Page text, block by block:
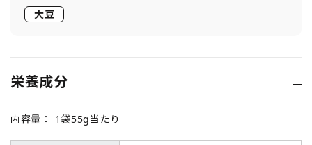
大豆
栄養成分
内容量： 1袋55g当たり